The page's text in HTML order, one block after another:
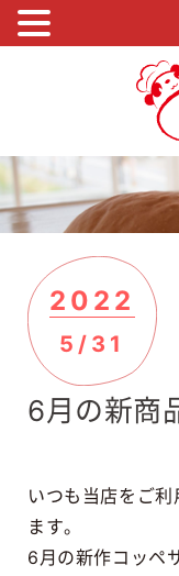
2022
5/31
6月の新商
いつも当店をご
ます。
6月の新作コッペ